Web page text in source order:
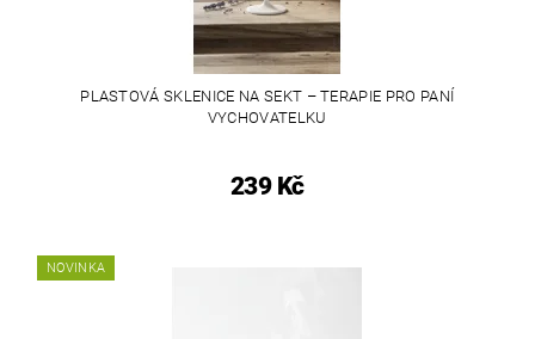
PLASTOVÁ SKLENICE NA SEKT – TERAPIE PRO PANÍ
VYCHOVATELKU
239 Kč
NOVINKA